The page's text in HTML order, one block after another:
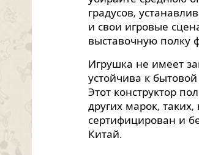
градусов,
и свои игровые
выставочную полку
Игрушка не имеет
устойчива к
Этот конструктор
других марок, таких,
сертифицирован и
Китай.